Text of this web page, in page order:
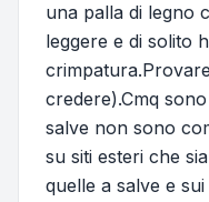
una palla di legno
leggere e di solito
credere).Cmq
salve non sono
su siti esteri che
quelle a salve e